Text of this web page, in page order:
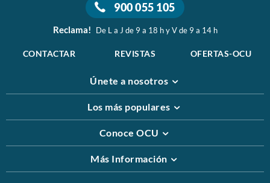
900 055 105
Reclama! De L a J de 9 a 18 h y V de 9 a 14 h
CONTACTAR REVISTAS OFERTAS-OCU
Únete a nosotros
Los más populares
Conoce OCU
Más Información